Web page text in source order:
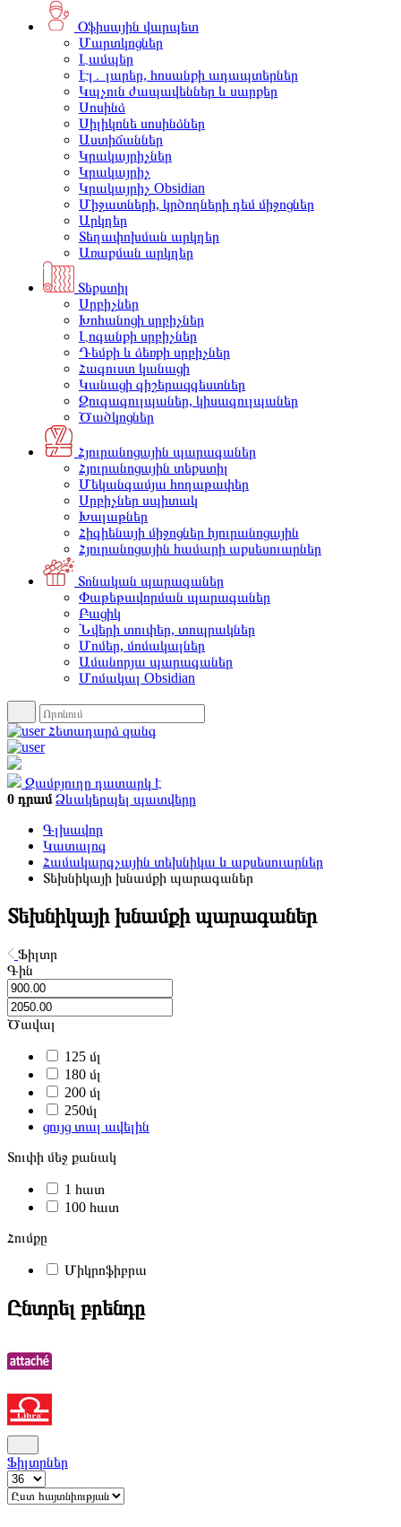
Օֆիսային վարպետ
Մարտկոցներ
Լամպեր
Էլ․ լարեր, հոսանքի ադապտերներ
Կպչուն ժապավեններ և սարքեր
Սոսինձ
Սիլիկոնե սոսինձներ
Աստիճաններ
Կրակայրիչներ
Կրակայրիչ
Կրակայրիչ Obsidian
Միջատների, կրծողների դեմ միջոցներ
Արկղեր
Տեղափոխման արկղեր
Առաքման արկղեր
Տեքստիլ
Սրբիչներ
Խոհանոցի սրբիչներ
Լոգանքի սրբիչներ
Դեմքի և ձեռքի սրբիչներ
Հագուստ կանացի
Կանացի գիշերազգեստներ
Զուգագուլպաներ, կիսագուլպաներ
Ծածկոցներ
Հյուրանոցային պարագաներ
Հյուրանոցային տեքստիլ
Մեկանգամյա հողաթափեր
Սրբիչներ սպիտակ
Խալաթներ
Հիգիենայի միջոցներ հյուրանոցային
Հյուրանոցային համարի աքսեսուարներ
Տոնական պարագաներ
Փաթեթավորման պարագաներ
Բացիկ
Նվերի տուփեր, տոպրակներ
Մոմեր, մոմակալներ
Ամանորյա պարագաներ
Մոմակալ Obsidian
Հետադարձ զանգ
Զամբյուղը դատարկ է
0 դրամ Ձևակերպել պատվերը
Գլխավոր
Կատալոգ
Համակարգչային տեխնիկա և աքսեսուարներ
Տեխնիկայի խնամքի պարագաներ
Տեխնիկայի խնամքի պարագաներ
Ֆիլտր
Գին
Ծավալ
125 մլ
180 մլ
200 մլ
250մլ
ցույց տալ ավելին
Տուփի մեջ քանակ
1 հատ
100 հատ
Հումքը
Միկրոֆիբրա
Ընտրել բրենդը
Ֆիլտրներ